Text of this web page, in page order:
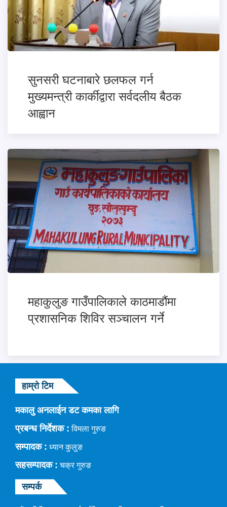
सुनसरी घटनाबारे छलफल गर्न
मुख्यमन्त्री कार्कीद्वारा सर्वदलीय बैठक
आह्वान
महाकुलुङ गाउँपालिकाले काठमाडौंमा
प्रशासनिक शिविर सञ्चालन गर्ने
हाम्रो टिम
मकालु अनलाईन डट कमका लागि
प्रबन्ध निर्देशक : विमला गुरुङ
सम्पादक : ध्यान कुलुङ
सहसम्पादक : चक्र गुरुङ
सम्पर्क